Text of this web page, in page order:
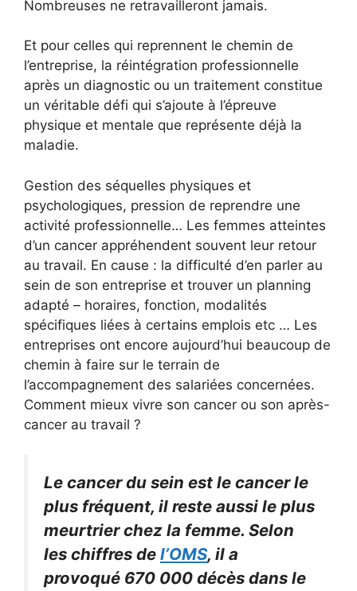
Nombreuses ne retravailleront jamais.
Et pour celles qui reprennent le chemin de
l’entreprise, la réintégration professionnelle
après un diagnostic ou un traitement constitue
un véritable défi qui s’ajoute à l’épreuve
physique et mentale que représente déjà la
maladie.
Gestion des séquelles physiques et
psychologiques, pression de reprendre une
activité professionnelle… Les femmes atteintes
d’un cancer appréhendent souvent leur retour
au travail. En cause : la difficulté d’en parler au
sein de son entreprise et trouver un planning
adapté – horaires, fonction, modalités
spécifiques liées à certains emplois etc … Les
entreprises ont encore aujourd’hui beaucoup de
chemin à faire sur le terrain de
l’accompagnement des salariées concernées.
Comment mieux vivre son cancer ou son après-
cancer au travail ?
Le cancer du sein est le cancer le
plus fréquent, il reste aussi le plus
meurtrier chez la femme. Selon
les chiffres de l’OMS, il a
provoqué 670 000 décès dans le